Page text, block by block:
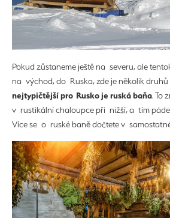
Pokud zůstaneme ještě na severu, ale
na východ, do Ruska, zde je několik
nejtypičtější pro Rusko je ruská baňa. To
v rustikální chaloupce při nižší, a tím
Více se o ruské baně dočtete v